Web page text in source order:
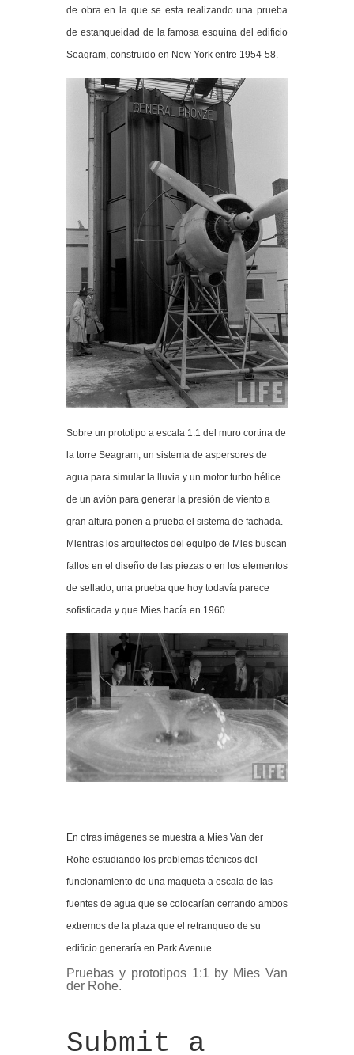
de obra en la que se esta realizando una prueba
de estanqueidad de la famosa esquina del edificio
Seagram, construido en New York entre 1954-58.
Sobre un prototipo a escala 1:1 del muro cortina de
la torre Seagram, un sistema de aspersores de
agua para simular la lluvia y un motor turbo hélice
de un avión para generar la presión de viento a
gran altura ponen a prueba el sistema de fachada.
Mientras los arquitectos del equipo de Mies buscan
fallos en el diseño de las piezas o en los elementos
de sellado; una prueba que hoy todavía parece
sofisticada y que Mies hacía en 1960.
En otras imágenes se muestra a Mies Van der
Rohe estudiando los problemas técnicos del
funcionamiento de una maqueta a escala de las
fuentes de agua que se colocarían cerrando ambos
extremos de la plaza que el retranqueo de su
edificio generaría en Park Avenue.
Pruebas y prototipos 1:1 by Mies Van
der Rohe.
Submit a